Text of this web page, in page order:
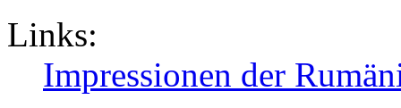
Links:
Impressionen der